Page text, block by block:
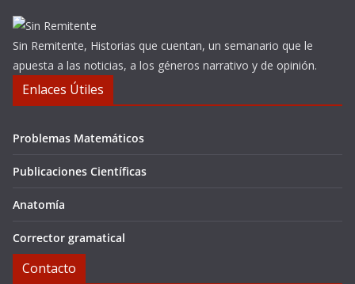
Sin Remitente, Historias que cuentan, un semanario que le
apuesta a las noticias, a los géneros narrativo y de opinión.
Enlaces Útiles
Problemas Matemáticos
Publicaciones Científicas
Anatomía
Corrector gramatical
Contacto